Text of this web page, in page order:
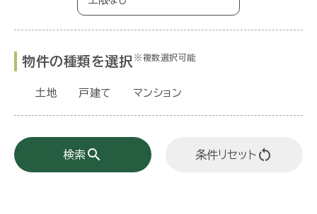
物件の種類を選択 ※複数選択可能
土地 戸建て マンション
検索 search 条件リセット restart_alt